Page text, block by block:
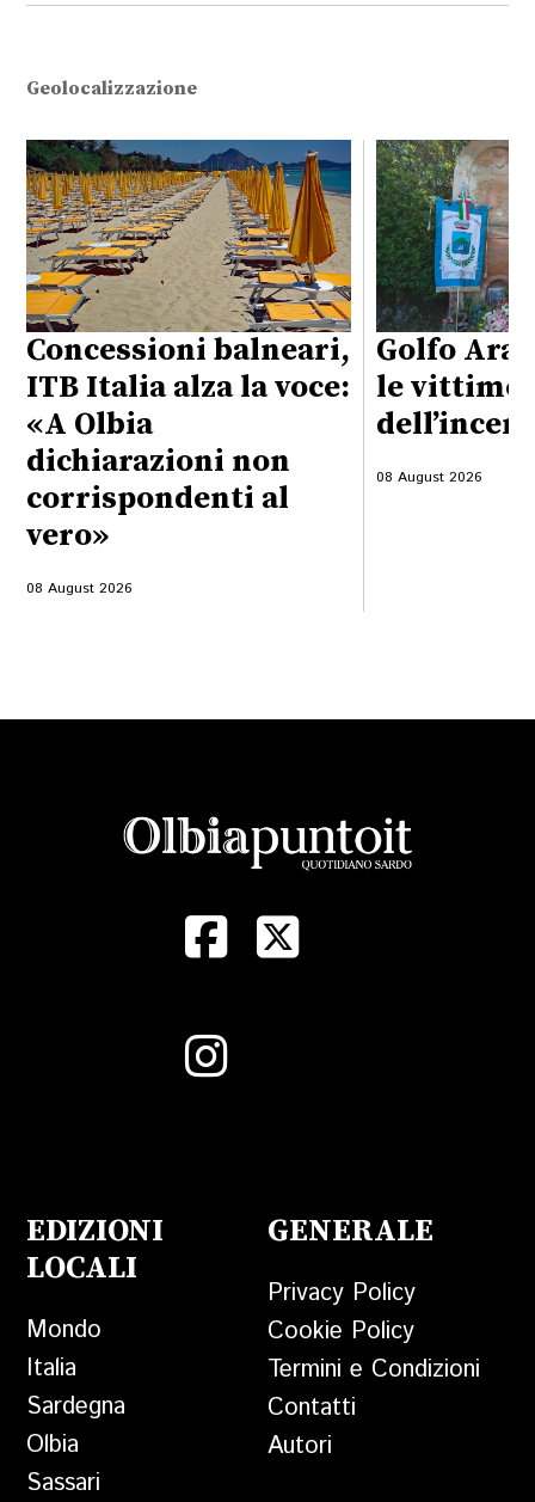
Geolocalizzazione
Concessioni balneari,
ITB Italia alza la voce:
«A Olbia
dichiarazioni non
corrispondenti al
vero»
08 August 2026
Golfo
le vittime
08 August 2026
EDIZIONI
LOCALI
Mondo
Italia
Sardegna
Olbia
Sassari
GENERALE
Privacy Policy
Cookie Policy
Termini e Condizioni
Contatti
Autori